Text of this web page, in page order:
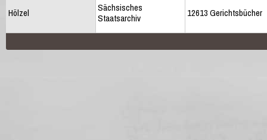
Hölzel
Sächsisches
Staatsarchiv
12613 Gerichtsbücher